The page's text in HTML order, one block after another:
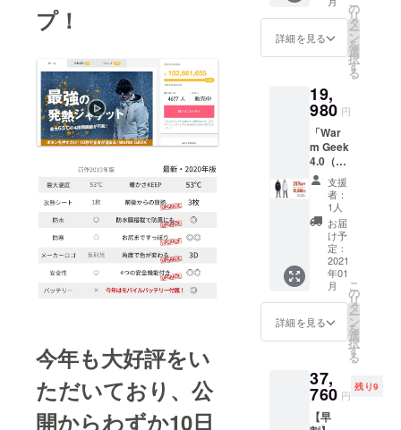
プ！
今年も大好評をい
ただいており、公
開からわずか10日
＞ ・
Warm
Geek
4.0（LO
5200m
Ahモバ
イル
バッテ
リー×1
※お届け
時期
は、生
産、配
送状況
により
遅れる
可能性
もござ
いま
す。 ※
送料込
※商品の
仕様、
ンに関
詳細を見る
の
リ
タ
ー
ン
を
選
択
す
る
19,
980 円
「War
m Geek
4.0（LO
NG
丈）」1
着セッ
ト ＜1
セット
の内容
＞ ・
Warm
Geek
4.0（LO
NG丈）
x1 ・
イル
バッテ
リー×1
※お届け
支援
者：
1人
お届
け予
定：
2021
年01
月
詳細を見る
こ
の
リ
タ
ー
ン
を
選
択
す
る
37,
760 円
残り9
【早